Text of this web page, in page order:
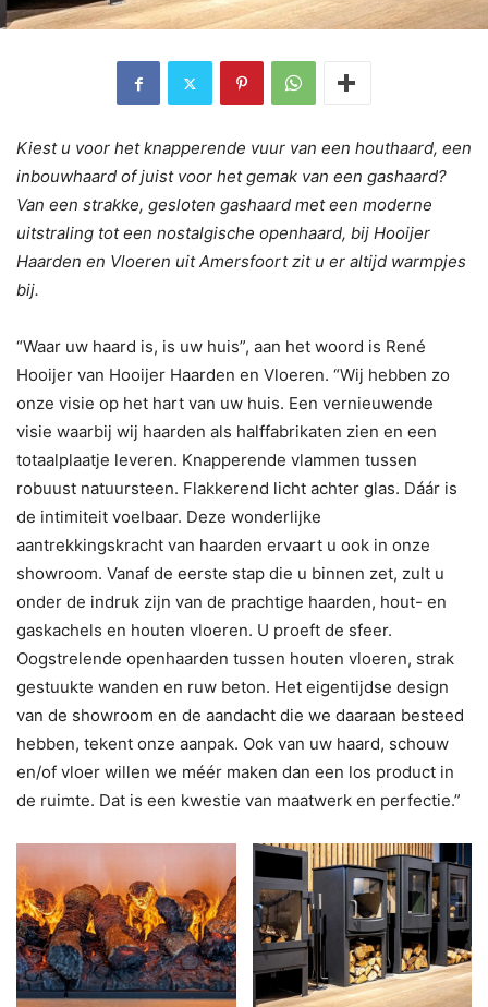
Kiest u voor het knapperende vuur van een houthaard, een
inbouwhaard of juist voor het gemak van een gashaard?
Van een strakke, gesloten gashaard met een moderne
uitstraling tot een nostalgische openhaard, bij Hooijer
Haarden en Vloeren uit Amersfoort zit u er altijd warmpjes
bij.
“Waar uw haard is, is uw huis”, aan het woord is René
Hooijer van Hooijer Haarden en Vloeren. “Wij hebben zo
onze visie op het hart van uw huis. Een vernieuwende
visie waarbij wij haarden als halffabrikaten zien en een
totaalplaatje leveren. Knapperende vlammen tussen
robuust natuursteen. Flakkerend licht achter glas. Dáár is
de intimiteit voelbaar. Deze wonderlijke
aantrekkingskracht van haarden ervaart u ook in onze
showroom. Vanaf de eerste stap die u binnen zet, zult u
onder de indruk zijn van de prachtige haarden, hout- en
gaskachels en houten vloeren. U proeft de sfeer.
Oogstrelende openhaarden tussen houten vloeren, strak
gestuukte wanden en ruw beton. Het eigentijdse design
van de showroom en de aandacht die we daaraan besteed
hebben, tekent onze aanpak. Ook van uw haard, schouw
en/of vloer willen we méér maken dan een los product in
de ruimte. Dat is een kwestie van maatwerk en perfectie.”